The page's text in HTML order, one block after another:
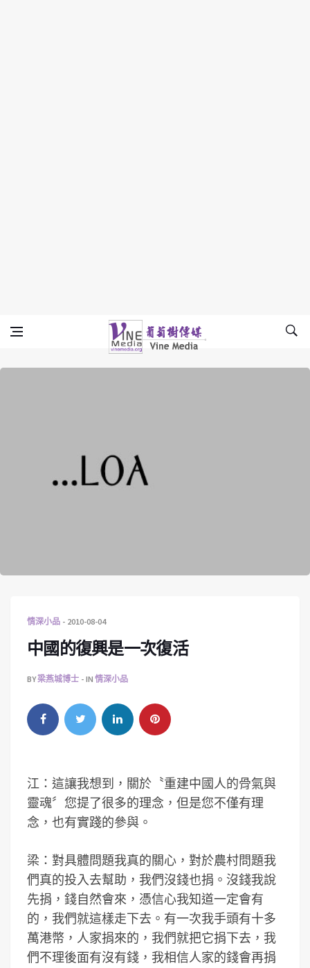
Vine Media
葡萄樹傳媒
情深小品 2010-08-04
中國的復興是一次復活
BY梁燕城博士 IN 情深小品
江：這讓我想到，關於〝重建中國人的骨氣與
靈魂〞您提了很多的理念，但是您不僅有理
念，也有實踐的參與。
梁：對具體問題我真的關心，對於農村問題我
們真的投入去幫助，我們沒錢也捐。沒錢我說
先捐，錢自然會來，憑信心我知道一定會有
的，我們就這樣走下去。有一次我手頭有十多
萬港幣，人家捐來的，我們就把它捐下去，我
們不理後面有沒有錢，我相信人家的錢會再捐